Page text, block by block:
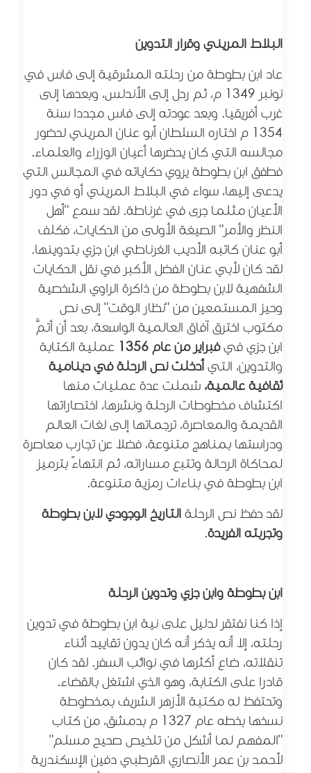
البلاط المريني وقرار التدوين
عاد ابن بطوطة من رحلته المشرقية إلى فاس في
نونبر 1349 م، ثم رحل إلى الأندلس، وبعدها إلى
غرب أفريقيا. وبعد عودته إلى فاس مجددا سنة
1354 م اختاره السلطان أبو عنان المريني لحضور
مجالسه التي كان يحضرها أعيان الوزراء والعلماء.
فطفق ابن بطوطة يروي حكاياته في المجالس التي
يدعى إليها، سواء في البلاط المريني أو في دور
الأعيان مثلما جرى في غرناطة. لقد سمع "أهل
النظر والأمر" الصيغة الأولى من الحكايات، فكلف
أبو عنان كاتبه الأديب الغرناطي ابن جزي بتدوينها.
لقد كان لأبي عنان الفضل الأكبر في نقل الحكايات
الشفهية لابن بطوطة من ذاكرة الراوي الشخصية
وحيز المستمعين من "نظار الوقت" إلى نص
مكتوب اخترق آفاق العالمية الواسعة، بعد أن أتمَّ
ابن جزي فيفبراير من عام 1356
عملية الكتابة
والتدوين، التيأدخلت نص الرحلة في دينامية
ثقافية عالمية، شملت عدة عمليات منها
اكتشاف مخطوطات الرحلة ونشرها، اختصاراتها
القديمة والمعاصرة، ترجماتها إلى لغات العالم
ودراستها بمناهج متنوعة، فضلا عن تجارب معاصرة
لمحاكاة الرحالة وتتبع مساراته، ثم انتهاءً بترميز
ابن بطوطة في بناءات رمزية متنوعة.
لقد حفظ نص الرحلة التاريخ الوجودي لابن بطوطة
وتجربته الفريدة.
ابن بطوطة وابن جزي وتدوين الرحلة
إذا كنا نفتقر لدليل على نية ابن بطوطة في تدوين
رحلته، إلا أنه يذكر أنه كان يدون تقاييد أثناء
تنقلاته، ضاع أكثرها في نوائب السفر. لقد كان
قادرا على الكتابة، وهو الذي اشتغل بالقضاء.
وتحتفظ له مكتبة الأزهر الشريف بمخطوطة
نسخها بخطه عام 1327 م بدمشق، من كتاب
"المفهم لما أشكل من تلخيص صحيح مسلم"
لأحمد بن عمر الأنصاري القرطبي دفين الإسكندرية